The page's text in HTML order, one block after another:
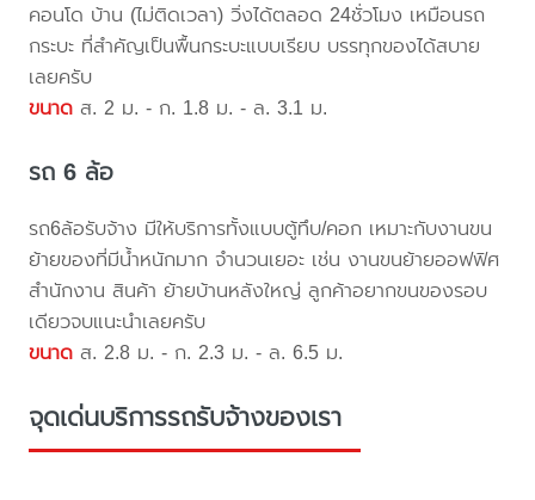
คอนโด บ้าน (ไม่ติดเวลา) วิ่งได้ตลอด 24ชั่วโมง เหมือนรถ
กระบะ ที่สำคัญเป็นพื้นกระบะแบบเรียบ บรรทุกของได้สบาย
เลยครับ
ขนาด ส. 2 ม. - ก. 1.8 ม. - ล. 3.1 ม.
รถ 6 ล้อ
รถ6ล้อรับจ้าง มีให้บริการทั้งแบบตู้ทึบ/คอก เหมาะกับงานขน
ย้ายของที่มีน้ำหนักมาก จำนวนเยอะ เช่น งานขนย้ายออฟฟิศ
สำนักงาน สินค้า ย้ายบ้านหลังใหญ่ ลูกค้าอยากขนของรอบ
เดียวจบแนะนำเลยครับ
ขนาด ส. 2.8 ม. - ก. 2.3 ม. - ล. 6.5 ม.
จุดเด่นบริการรถรับจ้างของเรา